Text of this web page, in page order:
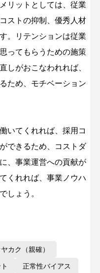
リットとしては、従業
ストの抑制、優秀人材
。リテンションは従業
ってもらうための施策
しがおこなわれれば、
ため、モチベーション
いてくれれば、採用コ
できるため、コストダ
、事業運営への貢献が
くれれば、事業ノウハ
しょう。
カク（親確）
正常性バイアス